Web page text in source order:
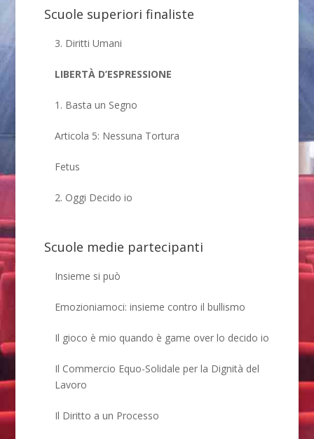
Scuole superiori finaliste
3. Diritti Umani
LIBERTÀ D’ESPRESSIONE
1. Basta un Segno
Articola 5: Nessuna Tortura
Fetus
2. Oggi Decido io
Scuole medie partecipanti
Insieme si può
Emozioniamoci: insieme contro il bullismo
Il gioco è mio quando è game over lo decido io
Il Commercio Equo-Solidale per la Dignità del
Lavoro
Il Diritto a un Processo